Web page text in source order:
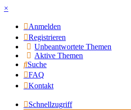
×
Anmelden
Registrieren
Unbeantwortete Themen
Aktive Themen
Suche
FAQ
Kontakt
Schnellzugriff